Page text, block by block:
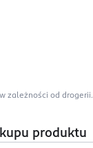
zależności od drogerii.
produktu